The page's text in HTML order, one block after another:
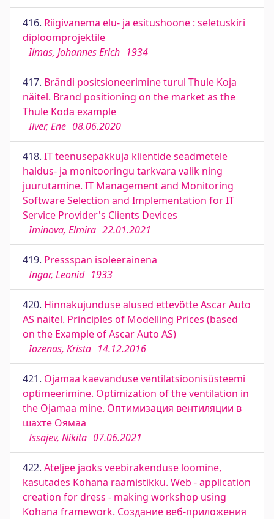
416. Riigivanema elu- ja esitushoone : seletuskiri
diploomprojektile
Ilmas, Johannes Erich 1934
417. Brändi positsioneerimine turul Thule Koja
näitel. Brand positioning on the market as the
Thule Koda example
Ilver, Ene 08.06.2020
418. IT teenusepakkuja klientide seadmetele
haldus- ja monitooringu tarkvara valik ning
juurutamine. IT Management and Monitoring
Software Selection and Implementation for IT
Service Provider's Clients Devices
Iminova, Elmira 22.01.2021
419. Pressspan isoleerainena
Ingar, Leonid 1933
420. Hinnakujunduse alused ettevõtte Ascar Auto
AS näitel. Principles of Modelling Prices (based
on the Example of Ascar Auto AS)
Iozenas, Krista 14.12.2016
421. Ojamaa kaevanduse ventilatsioonisüsteemi
optimeerimine. Optimization of the ventilation in
the Ojamaa mine. Оптимизация вентиляции в
шахте Оямаа
Issajev, Nikita 07.06.2021
422. Ateljee jaoks veebirakenduse loomine,
kasutades Kohana raamistikku. Web - application
creation for dress - making workshop using
Kohana framework. Создание веб-приложения